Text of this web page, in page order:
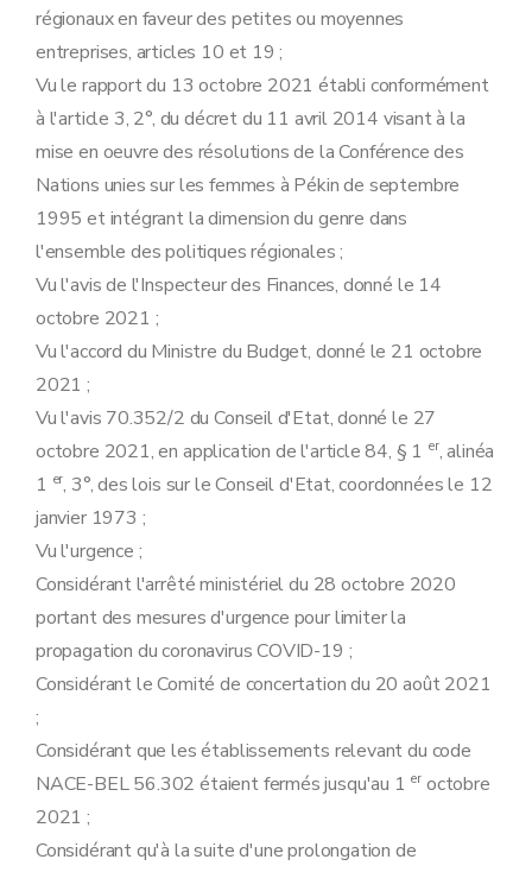
régionaux en faveur des petites ou moyennes
entreprises, articles 10 et 19 ;
Vu le rapport du 13 octobre 2021 établi conformément
à l'article 3, 2°, du décret du 11 avril 2014 visant à la
mise en oeuvre des résolutions de la Conférence des
Nations unies sur les femmes à Pékin de septembre
1995 et intégrant la dimension du genre dans
l'ensemble des politiques régionales ;
Vu l'avis de l'Inspecteur des Finances, donné le 14
octobre 2021 ;
Vu l'accord du Ministre du Budget, donné le 21 octobre
2021 ;
Vu l'avis 70.352/2 du Conseil d'Etat, donné le 27
octobre 2021, en application de l'article 84, § 1 er, alinéa
1 er, 3°, des lois sur le Conseil d'Etat, coordonnées le 12
janvier 1973 ;
Vu l'urgence ;
Considérant l'arrêté ministériel du 28 octobre 2020
portant des mesures d'urgence pour limiter la
propagation du coronavirus COVID-19 ;
Considérant le Comité de concertation du 20 août 2021
;
Considérant que les établissements relevant du code
NACE-BEL 56.302 étaient fermés jusqu'au 1 er octobre
2021 ;
Considérant qu'à la suite d'une prolongation de